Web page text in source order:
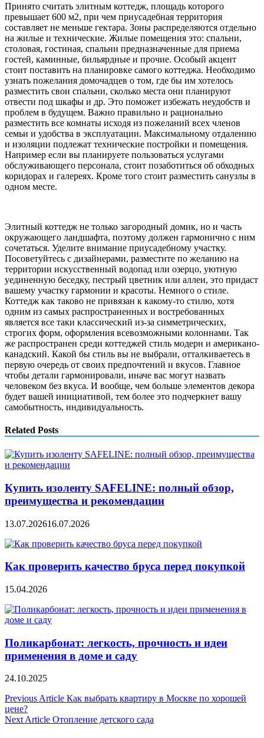
Принято считать элитным коттедж, площадь которого
превышает 600 м2, при чем приусадебная территория
составляет не меньше гектара. Зоны распределяются отдельно
на жилые и технические. Жилые помещения это: спальни,
столовая, гостиная, спальни предназначенные для приема
гостей, каминные, бильярдные и прочие. Особый акцент
стоит поставить на планировке самого коттеджа. Необходимо
узнать пожелания домочадцев о том, где бы им хотелось
разместить свои спальни, сколько места они планируют
отвести под шкафы и др. Это поможет избежать неудобств и
проблем в будущем. Важно правильно и рационально
разместить все комнаты исходя из пожеланий всех членов
семьи и удобства в эксплуатации. Максимальному отдалению
и изоляции подлежат технические постройки и помещения.
Например если вы планируете пользоваться услугами
обслуживающего персонала, стоит позаботиться об обходных
коридорах и галереях. Кроме того стоит разместить санузлы в
одном месте.
Элитный коттедж не только загородный домик, но и часть
окружающего ландшафта, поэтому должен гармонично с ним
сочетаться. Уделите внимание приусадебному участку.
Посоветуйтесь с дизайнерами, разместите по желанию на
территории искусственный водопад или озерцо, уютную
уединенную беседку, пестрый цветник или аллеи, это придаст
вашему участку гармонии и красоты. Немного о стиле.
Коттедж как таково не привязан к какому-то стилю, хотя
одним из самых распространенных и востребованных
является все таки классический из-за симметрических,
строгих форм, оформления всевозможными колоннами. Так
же распространен среди коттеджей стиль модерн и американо-
канадский. Какой бы стиль вы не выбрали, отталкиваетесь в
первую очередь от своих предпочтений и вкусов. Главное
чтобы детали гармонировали, иначе вас могут назвать
человеком без вкуса. И вообще, чем больше элементов декора
будет вашей инициативой, тем более это подчеркнет вашу
самобытность, индивидуальность.
Related Posts
Купить изоленту SAFELINE: полный обзор,
преимущества и рекомендации
13.07.202616.07.2026
Как проверить качество бруса перед покупкой
15.04.2026
Поликарбонат: легкость, прочность и идеи
применения в доме и саду
24.10.2025
Навигация
по
Previous Article Как выбрать квартиру в Москве по хорошей
цене?
Next Article Отопление детского сада